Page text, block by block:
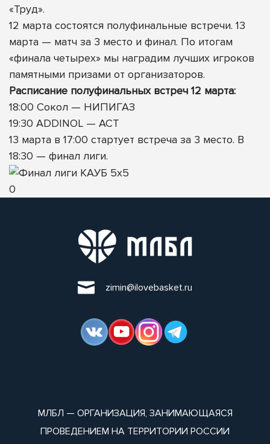
«Труд».
12 марта состоятся полуфинальные встречи. 13
марта — матч за 3 место и финал. По итогам
«финала четырех» мы наградим лучших игроков
памятными призами от организаторов.
Расписание полуфинальных встреч 12 марта:
18:00 Сокол — НИПИГАЗ
19:30 ADDINOL — АСТ
13 марта в 17:00 стартует встреча за 3 место. В
18:30 — финал лиги.
0
zimin@ilovebasket.ru
МЛБЛ — ОРГАНИЗАЦИЯ, ЗАНИМАЮЩАЯСЯ
ПРОВЕДЕНИЕМ НА ТЕРРИТОРИИ РОССИИ